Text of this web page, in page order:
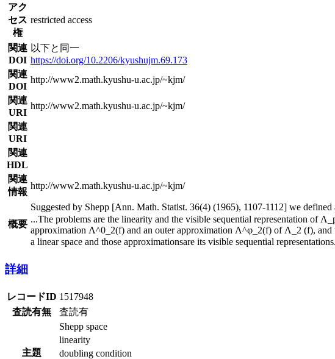
アク
セス
権
restricted access
関連
DOI
以下と同一
https://doi.org/10.2206/kyushujm.69.173
関連
DOI
http://www2.math.kyushu-u.ac.jp/~kjm/
関連
URI
http://www2.math.kyushu-u.ac.jp/~kjm/
関連
URI
関連
HDL
関連
情報
http://www2.math.kyushu-u.ac.jp/~kjm/
概要
Suggested by Shepp [Ann. Math. Statist. 36(4) (1965), 1107-1112] we
...The problems are the linearity and the visible sequential representation of
approximation Λ^0_2(f) and an outer approximation Λ^φ_2(f) of Λ_2 (f),
a linear space and those approximationsare its visible sequential
詳細
レコードID 1517948
査読有無
査読有
主題
Shepp space
linearity
doubling condition